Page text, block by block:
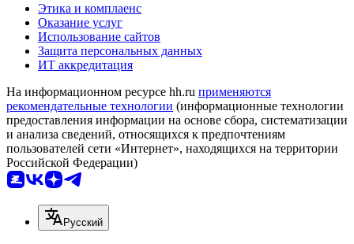
Этика и комплаенс
Оказание услуг
Использование сайтов
Защита персональных данных
ИТ аккредитация
На информационном ресурсе hh.ru применяются
рекомендательные технологии (информационные технологии
предоставления информации на основе сбора, систематизации
и анализа сведений, относящихся к предпочтениям
пользователей сети «Интернет», находящихся на территории
Российской Федерации)
Русский